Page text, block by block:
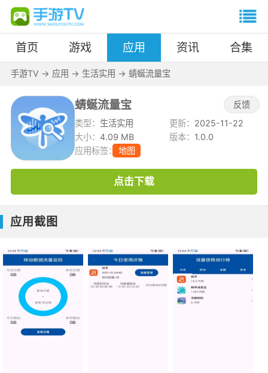
首页 游戏 应用 资讯 合集
手游TV -> 应用 -> 生活实用 -> 蜻蜒流量宝
蜻蜒流量宝
反馈
类型： 生活实用 更新： 2025-11-22
大小： 4.09 MB 版本： 1.0.0
应用标签：
地图
点击下载
应用截图